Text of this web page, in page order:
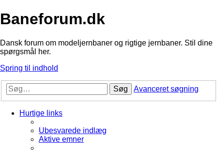
Baneforum.dk
Dansk forum om modeljernbaner og rigtige jernbaner. Stil dine
spørgsmål her.
Spring til indhold
Søg Avanceret søgning
Hurtige links
Ubesvarede indlæg
Aktive emner